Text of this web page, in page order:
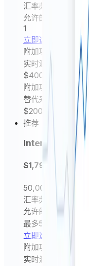
汇率频率
允许的实体数量
1
立即选择
附加功能
实时汇率（每分钟）
$400
附加功能
替代来源汇率
$200
推荐
Intermediate
$1,799
50,000
汇率频率
允许的实体数量
最多5个
立即选择
附加功能
实时汇率（每分钟）